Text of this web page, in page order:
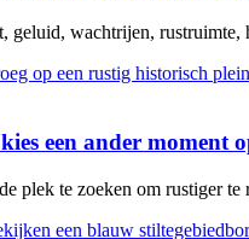
geluid, wachtrijen, rustruimte,
een ander moment
plek te zoeken om rustiger